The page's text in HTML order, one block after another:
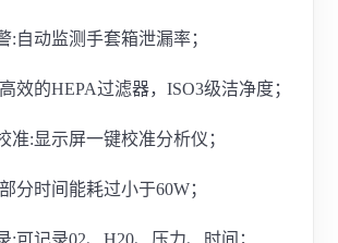
:自动监测手套箱泄漏率；
效的HEPA过滤器，ISO3级洁净度；
准:显示屏一键校准分析仪；
分时间能耗过小于60W；
:可记录02、H20、压力、时间；